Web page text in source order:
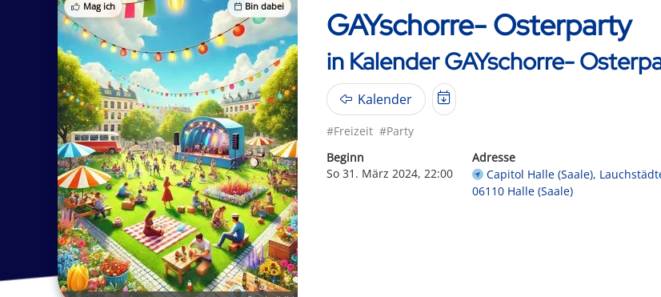
Mag ich Bin dabei GAYschorre- Osterparty
in Kalender GAYschorre-
Kalender
#Freizeit #Party
Beginn
So 31. März 2024, 22:00
Adresse
Capitol Halle (Saale),
06110 Halle (Saale)